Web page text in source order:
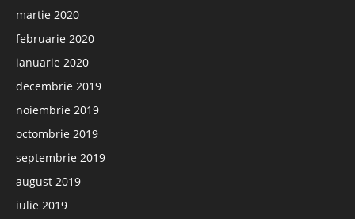
martie 2020
februarie 2020
ianuarie 2020
decembrie 2019
noiembrie 2019
octombrie 2019
septembrie 2019
august 2019
iulie 2019